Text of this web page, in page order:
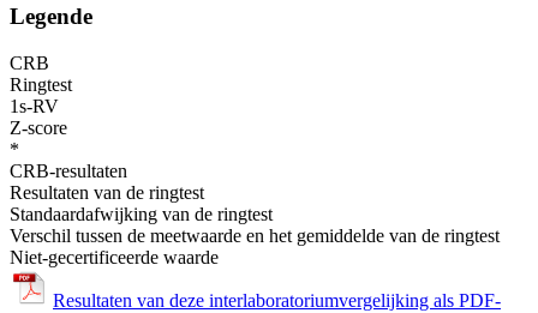
Legende
CRB
Ringtest
1s-RV
Z-score
*
CRB-resultaten
Resultaten van de ringtest
Standaardafwijking van de ringtest
Verschil tussen de meetwaarde en het gemiddelde van de ringtest
Niet-gecertificeerde waarde
Resultaten van deze interlaboratoriumvergelijking als PDF-